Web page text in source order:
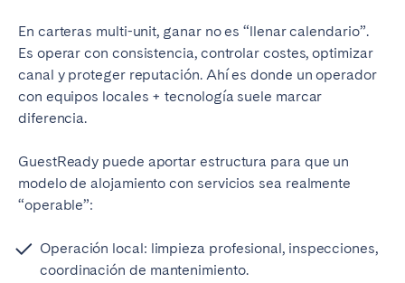
En carteras multi-unit, ganar no es “llenar calendario”.
Es operar con consistencia, controlar costes, optimizar
canal y proteger reputación. Ahí es donde un operador
con equipos locales + tecnología suele marcar
diferencia.
GuestReady puede aportar estructura para que un
modelo de alojamiento con servicios sea realmente
“operable”:
Operación local: limpieza profesional, inspecciones,
coordinación de mantenimiento.